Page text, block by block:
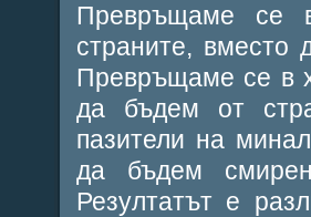
Превръщаме се
страните, вместо
Превръщаме се в
да бъдем от
пазители на
да бъдем
Резултатът е